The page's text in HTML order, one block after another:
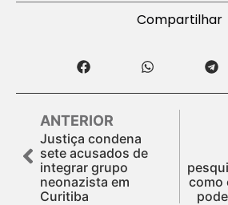
Compartilhar
ANTERIOR
Justiça condena
sete acusados de
integrar grupo
neonazista em
Curitiba
como